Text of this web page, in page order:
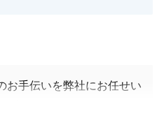
お手伝いを弊社にお任せい